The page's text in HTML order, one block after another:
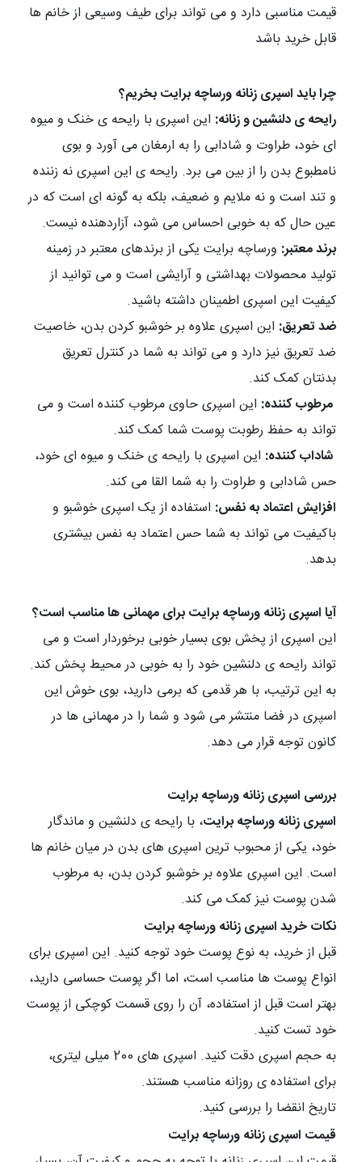
قیمت مناسبی دارد و می تواند برای طیف وسیعی از خانم ها
قابل خرید باشد
چرا باید اسپری زنانه ورساچه برایت بخریم؟
رایحه ی دلنشین و زنانه: این اسپری با رایحه ی خنک و میوه
ای خود، طراوت و شادابی را به ارمغان می آورد و بوی
نامطبوع بدن را از بین می برد. رایحه ی این اسپری نه زننده
و تند است و نه ملایم و ضعیف، بلکه به گونه ای است که در
عین حال که به خوبی احساس می شود، آزاردهنده نیست.
برند معتبر: ورساچه برایت یکی از برندهای معتبر در زمینه
تولید محصولات بهداشتی و آرایشی است و می توانید از
کیفیت این اسپری اطمینان داشته باشید.
ضد تعریق: این اسپری علاوه بر خوشبو کردن بدن، خاصیت
ضد تعریق نیز دارد و می تواند به شما در کنترل تعریق
بدنتان کمک کند.
مرطوب کننده: این اسپری حاوی مرطوب کننده است و می
تواند به حفظ رطوبت پوست شما کمک کند.
شاداب کننده: این اسپری با رایحه ی خنک و میوه ای خود،
حس شادابی و طراوت را به شما القا می کند.
افزایش اعتماد به نفس: استفاده از یک اسپری خوشبو و
باکیفیت می تواند به شما حس اعتماد به نفس بیشتری
بدهد.
آیا اسپری زنانه ورساچه برایت برای مهمانی ها مناسب است؟
این اسپری از پخش بوی بسیار خوبی برخوردار است و می
تواند رایحه ی دلنشین خود را به خوبی در محیط پخش کند.
به این ترتیب، با هر قدمی که برمی دارید، بوی خوش این
اسپری در فضا منتشر می شود و شما را در مهمانی ها در
کانون توجه قرار می دهد.
بررسی اسپری زنانه ورساچه برایت
اسپری زنانه ورساچه برایت، با رایحه ی دلنشین و ماندگار
خود، یکی از محبوب ترین اسپری های بدن در میان خانم ها
است. این اسپری علاوه بر خوشبو کردن بدن، به مرطوب
شدن پوست نیز کمک می کند.
نکات خرید اسپری زنانه ورساچه برایت
قبل از خرید، به نوع پوست خود توجه کنید. این اسپری برای
انواع پوست ها مناسب است، اما اگر پوست حساسی دارید،
بهتر است قبل از استفاده، آن را روی قسمت کوچکی از پوست
خود تست کنید.
به حجم اسپری دقت کنید. اسپری های 200 میلی لیتری،
برای استفاده ی روزانه مناسب هستند.
تاریخ انقضا را بررسی کنید.
قیمت اسپری زنانه ورساچه برایت